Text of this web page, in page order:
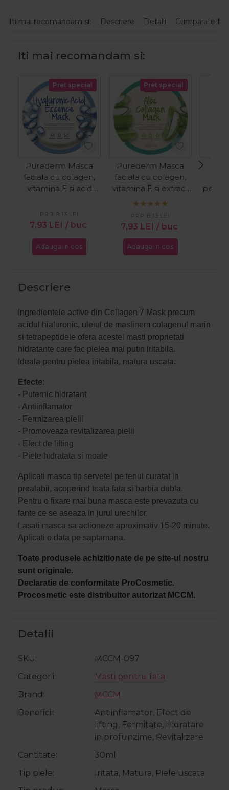
Iti mai recomandam si: Descriere Detalii Cumparate
Iti mai recomandam si:
Pret special
Purederm Masca
faciala cu colagen,
vitamina E si acid
7,93 LEI / buc
PRP:8,13 LEI
Adauga in cos
Pret special
Purederm Masca
faciala cu colagen,
vitamina E si extract
de aloe vera 1buc
7,93 LEI / buc
PRP:8,13 LEI
Adauga in cos
Descriere
Ingredientele active din Collagen 7 Mask precum
acidul hialuronic, uleiul de maslinem colagenul marin
si tetrapeptidele ofera acestei masti proprietati
hidratante care fac pielea mai putin iritabila.
Ideala pentru pielea iritabila, matura uscata.
Efecte:
- Puternic hidratant
- Antiinflamator
- Fermizarea pielii
- Promoveaza revitalizarea pielii
- Efect de lifting
- Piele hidratata si moale
Aplicati masca tip servetel pe tenul curatat in
prealabil, acoperind toata fata si barbia dubla.
Pentru o fixare mai buna masca este prevazuta cu
fante ce se aseaza in jurul urechilor.
Lasati masca sa actioneze aproximativ 15-20 minute.
Aplicati o data pe saptamana.
Toate produsele achizitionate de pe site-ul nostru
sunt originale.
Declaratie de conformitate ProCosmetic.
Procosmetic este distribuitor autorizat MCCM.
Detalii
SKU
MCCM-097
Categorii
Masti pentru fata
Brand
MCCM
Beneficii
Antiinflamator, Efect de
lifting, Fermitate, Hidratare
in profunzime, Revitalizare
Cantitate
30ml
Tip piele
Iritata, Matura, Piele uscata